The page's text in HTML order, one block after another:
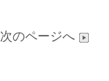
次のページへ